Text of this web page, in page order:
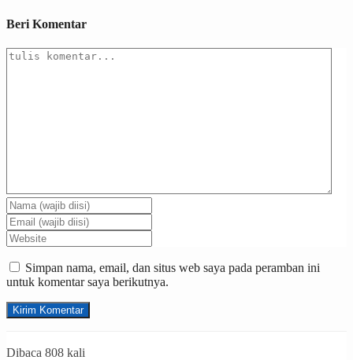
Beri Komentar
Simpan nama, email, dan situs web saya pada peramban ini
untuk komentar saya berikutnya.
Dibaca 808 kali